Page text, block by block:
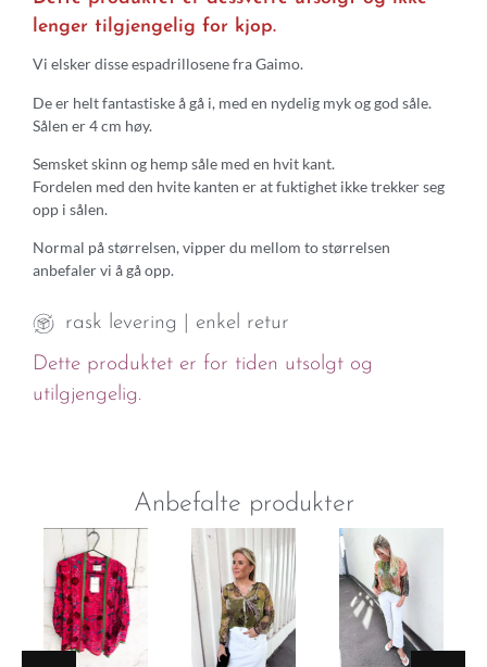
lenger tilgjengelig for kjop.
Vi elsker disse espadrillosene fra Gaimo.
De er helt fantastiske å gå i, med en nydelig myk og god såle.
Sålen er 4 cm høy.
Semsket skinn og hemp såle med en hvit kant.
Fordelen med den hvite kanten er at fuktighet ikke trekker seg
opp i sålen.
Normal på størrelsen, vipper du mellom to størrelsen
anbefaler vi å gå opp.
rask levering | enkel retur
Dette produktet er for tiden utsolgt og
utilgjengelig.
Anbefalte produkter